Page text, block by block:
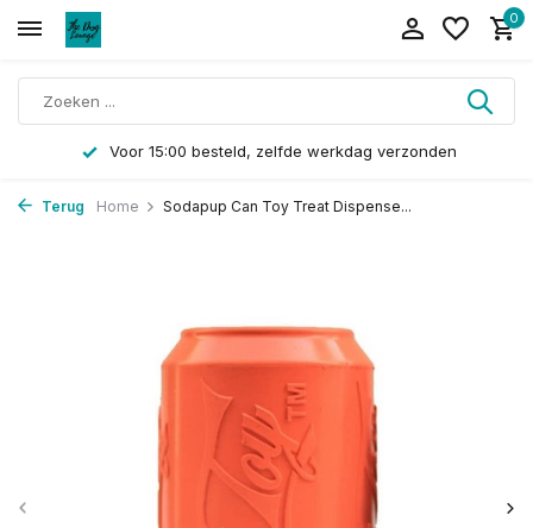
0
Voor 15:00 besteld, zelfde werkdag verzonden
Terug Home Sodapup Can Toy Treat Dispense...